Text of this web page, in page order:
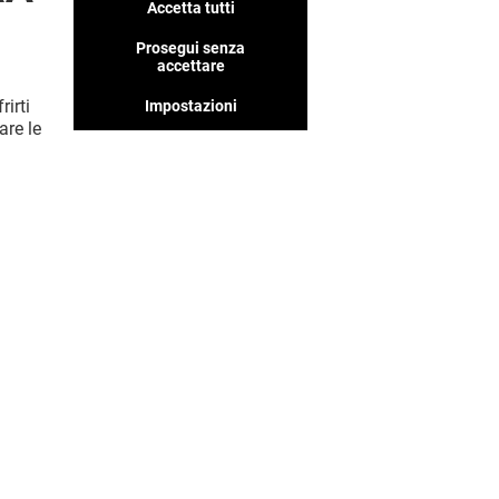
Abbiamo tanti negozi che
pensiamo ti piaceranno, non
le
Accetta tutti
Prosegui senza
accettare
Impostazioni